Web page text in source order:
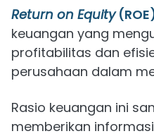
Return on Equity
keuangan yang
profitabilitas dan
perusahaan dalam
Rasio keuangan ini
memberikan